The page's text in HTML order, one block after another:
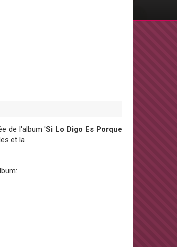
de l'album 'Si Lo Digo Es Porque
et la